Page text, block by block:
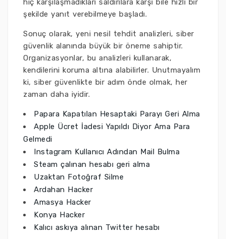
hiç karşılaşmadıkları saldırılara karşı bile hızlı bir
şekilde yanıt verebilmeye başladı.
Sonuç olarak, yeni nesil tehdit analizleri, siber
güvenlik alanında büyük bir öneme sahiptir.
Organizasyonlar, bu analizleri kullanarak,
kendilerini koruma altına alabilirler. Unutmayalım
ki, siber güvenlikte bir adım önde olmak, her
zaman daha iyidir.
Papara Kapatılan Hesaptaki Parayı Geri Alma
Apple Ücret İadesi Yapıldı Diyor Ama Para
Gelmedi
Instagram Kullanıcı Adından Mail Bulma
Steam çalınan hesabı geri alma
Uzaktan Fotoğraf Silme
Ardahan Hacker
Amasya Hacker
Konya Hacker
Kalıcı askıya alınan Twitter hesabı